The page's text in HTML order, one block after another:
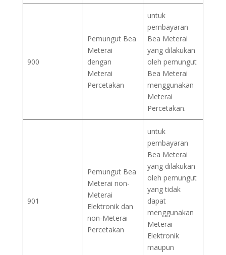
900
Pemungut Bea
Meterai
dengan
Meterai
Percetakan
untuk
pembayaran
Bea Meterai
yang dilakukan
oleh pemungut
Bea Meterai
menggunakan
Meterai
Percetakan.
901
Pemungut Bea
Meterai non-
Meterai
Elektronik dan
non-Meterai
Percetakan
untuk
pembayaran
Bea Meterai
yang dilakukan
oleh pemungut
yang tidak
dapat
menggunakan
Meterai
Elektronik
maupun